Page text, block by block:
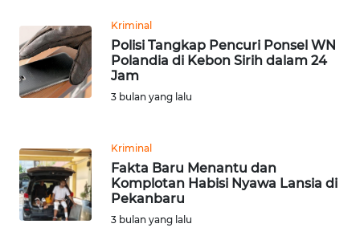
Kriminal
Polisi Tangkap Pencuri Ponsel WN
Polandia di Kebon Sirih dalam 24
Jam
3 bulan yang lalu
Kriminal
Fakta Baru Menantu dan
Komplotan Habisi Nyawa Lansia di
Pekanbaru
3 bulan yang lalu
KARIR
Wahana
News
Regional
WN